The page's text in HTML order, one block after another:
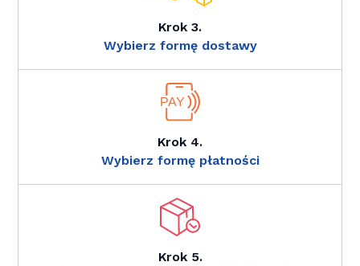
Krok 3.
Wybierz formę dostawy
Krok 4.
Wybierz formę płatności
Krok 5.